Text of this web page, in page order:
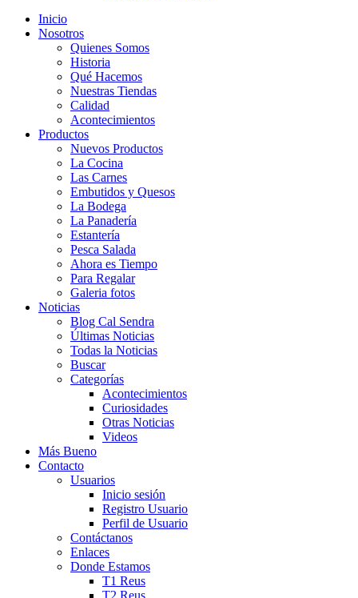
Inicio
Nosotros
Quienes Somos
Historia
Qué Hacemos
Nuestras Tiendas
Calidad
Acontecimientos
Productos
Nuevos Productos
La Cocina
Las Carnes
Embutidos y Quesos
La Bodega
La Panadería
Estantería
Pesca Salada
Ahora es Tiempo
Para Regalar
Galeria fotos
Noticias
Blog Cal Sendra
Últimas Noticias
Todas la Noticias
Buscar
Categorías
Acontecimientos
Curiosidades
Otras Noticias
Videos
Más Bueno
Contacto
Usuarios
Inicio sesión
Registro Usuario
Perfil de Usuario
Contáctanos
Enlaces
Donde Estamos
T1 Reus